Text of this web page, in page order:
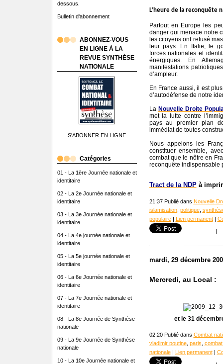
dessous.
Bulletin d'abonnement
ABONNEZ-VOUS
EN LIGNE À LA
REVUE SYNTHÈSE
NATIONALE
S'ABONNER EN LIGNE
Catégories
01 - La 1ère Journée nationale et
identitaire
02 - La 2e Journée nationale et
identitaire
03 - La 3e Journée nationale et
identitaire
04 - La 4e journée nationale et
identitaire
05 - La 5e journée nationale et
identitaire
06 - La 6e Journée nationale et
identitaire
07 - La 7e Journée nationale et
identitaire
08 - La 8e Journée de Synthèse
nationale
09 - La 9e Journée de Synthèse
nationale
10 - La 10e Journée nationale et
L’heure de la reconquête
Partout en Europe les
danger qui menace notre
les citoyens ont refusé
leur pays. En Italie, le
forces nationales et
énergiques. En
manifestations
d’ampleur.
En France aussi, il est
d’autodéfense de notre
La Nouvelle Droite
met la lutte contre
pays au premier plan
immédiat de toutes
Nous appelons les
constituer ensemble,
combat que le nôtre en
reconquête indispensable
Tract de la NDP à
21:37 Publié dans Nouvelle
islamisation, politique,
populaire| Lien permanent|
|
mardi, 29 décembre
Mercredi, au Local :
et le 31
02:20 Publié dans Combat
vladimir poutine, paris,
nationale| Lien permanent|